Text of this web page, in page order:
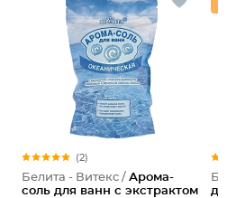
(2)
Белита - Витекс / Арома-
соль для ванн с экстрактом